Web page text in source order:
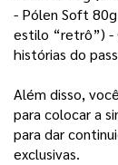
- Pólen Soft 80g
estilo “retrô”) -
histórias do
Além disso,
para colocar a
para dar
exclusivas.